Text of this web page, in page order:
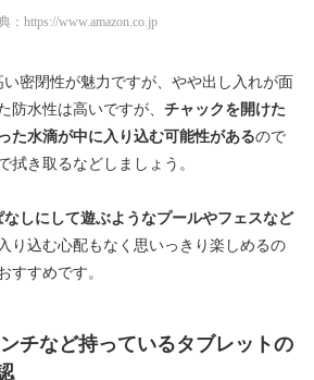
： https://www.amazon.co.jp
密閉性が魅力ですが、やや出し入れが面
防水性は高いですが、 チャックを開けた
た水滴が中に入り込む可能性があるので
拭き取るなどしましょう。
しにして遊ぶようなプールやフェスなど
り込む心配もなく思いっきり楽しめるの
すすめです。
チなど持っているタブレットの